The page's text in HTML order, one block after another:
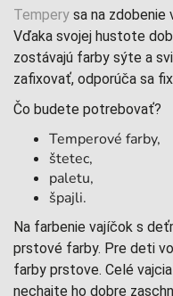
Tempery sa na zdobenie
Vďaka svojej hustote
zostávajú farby sýte a
zafixovať, odporúča sa
Čo budete potrebovať?
Temperové farby,
štetec,
paletu,
špajli.
Na farbenie vajíčok s
prstové farby. Pre deti
farby prstove. Celé
nechajte ho dobre